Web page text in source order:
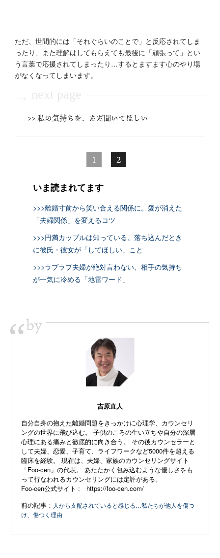
ただ、世間的には「それぐらいのことで」と反応されてしま
ったり、また理解はしてもらえても最後に「頑張って」とい
う言葉で応援されてしまったり…するとますます心のやり場
がなくなってしまいます。
>> 私の気持ちを、ただ聞いてほしい
1 2
いま読まれてます
>>>離婚寸前から笑い合える関係に。愛が消えた
「夫婦関係」を変えるコツ
>>>円満カップルは知っている。落ち込んだとき
に彼氏・彼女が「してほしい」こと
>>>ラブラブ夫婦が絶対言わない、相手の気持ち
が一気に冷める「地雷ワード」
“by
吉原直人
自分自身の抱えた離婚問題をきっかけに心理学、カウンセリ
ングの世界に飛び込む。 子供のころの生い立ちや自分の深層
心理にある痛みと徹底的に向き合う。 その後カウンセラーと
して夫婦、恋愛、子育て、ライフワークなど5000件を超える
臨床を経験。 現在は、夫婦、家族のカウンセリングサイト
「Foo-cen」の代表。 あたたかく包み込むような優しさをも
って行なわれるカウンセリングには定評がある。
Foo-cen公式サイト :
https://foo-cen.com/
前の記事： 人から支配されていると感じる…私たちが他人を傷つ
け、傷つく理由